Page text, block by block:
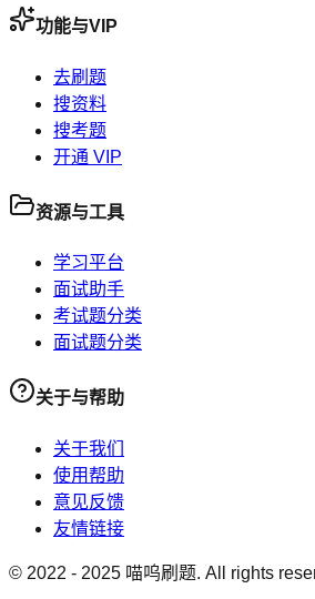
功能与VIP
去刷题
搜资料
搜考题
开通 VIP
资源与工具
学习平台
面试助手
考试题分类
面试题分类
关于与帮助
关于我们
使用帮助
意见反馈
友情链接
© 2022 - 2025 喵呜刷题. All rights